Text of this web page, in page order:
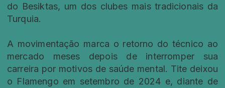
do Besiktas, um dos clubes mais tradicionais da
Turquia.
A movimentação marca o retorno do técnico ao
mercado meses depois de interromper sua
carreira por motivos de saúde mental. Tite deixou
o Flamengo em setembro de 2024 e, diante de